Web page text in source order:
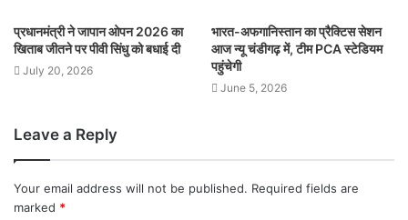
प्रधानमंत्री ने जापान ओपन 2026 का
खिताब जीतने पर पीवी सिंधु को बधाई दी
July 20, 2026
भारत-अफगानिस्तान का प्रैक्टिस सेशन
आज न्यू चंडीगढ़ में, टीम PCA स्टेडियम
पहुंचेगी
June 5, 2026
Leave a Reply
Your email address will not be published. Required fields are
marked *